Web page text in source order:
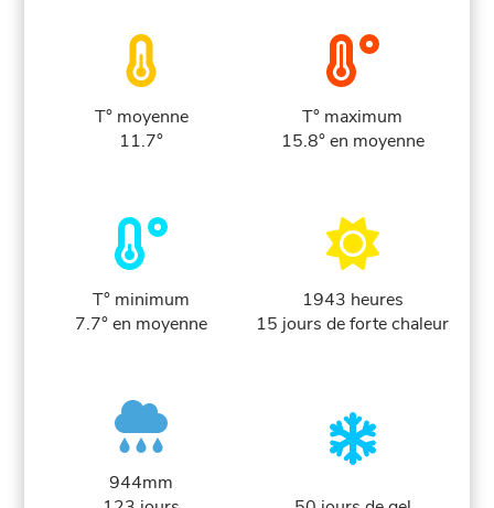
T° moyenne
11.7°
T° maximum
15.8° en moyenne
T° minimum
7.7° en moyenne
1943 heures
15 jours de forte chaleur
944mm